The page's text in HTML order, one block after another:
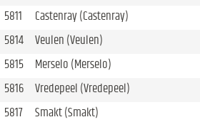
5811
Castenray (Castenray)
5814
Veulen (Veulen)
5815
Merselo (Merselo)
5816
Vredepeel (Vredepeel)
5817
Smakt (Smakt)